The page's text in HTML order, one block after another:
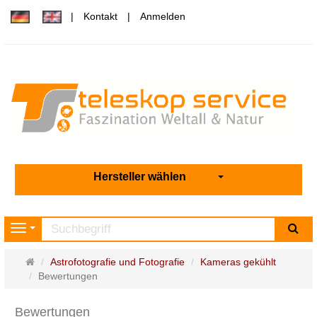
Kontakt Anmelden
Hersteller wählen
Navigation
Startseite
Astrofotografie und Fotografie
Kameras gekühlt
Bewertungen
Bewertungen